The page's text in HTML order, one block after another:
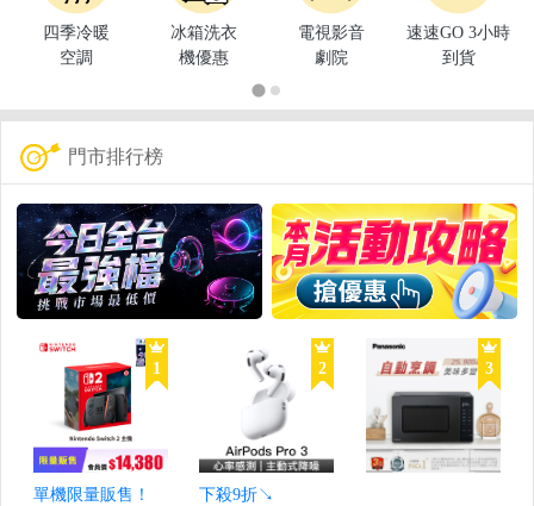
四季冷暖
空調
冰箱洗衣
機優惠
電視影音
劇院
速速GO 3小時
到貨
門市排行榜
1
單機限量販售！
2
下殺9折↘
3